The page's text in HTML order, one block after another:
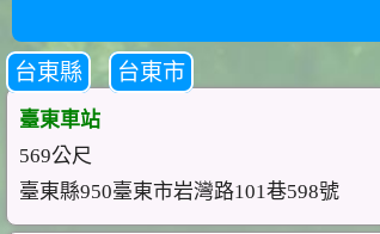
台東縣 台東市
臺東車站
569公尺
臺東縣950臺東市岩灣路101巷598號